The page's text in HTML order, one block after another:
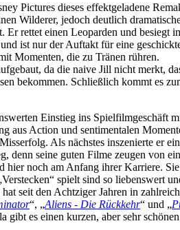
Pictures dieses effektgeladene
Wilderer, jedoch deutlich
Er rettet einen Leoparden und
ist nur der Auftakt für eine
Momenten, die zu Tränen rühren.
da die naive Jill nicht merkt,
bekommen. Schließlich kommt es
Einstieg ins Spielfilmgeschäft
aus Action und sentimentalen
Als nächstes inszenierte er
denn seine guten Filme zeugen von
hier noch am Anfang ihrer Karriere.
spielt sind so liebenswert
seit den Achtziger Jahren in
“, „Aliens - Die Rückkehr“ und „
gibt es einen kurzen, aber sehr